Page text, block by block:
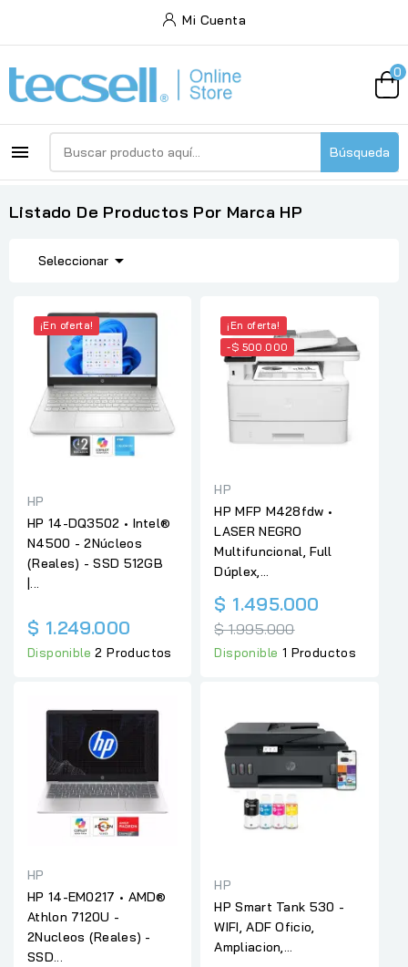
Mi Cuenta
0
 Búsqueda
Listado De Productos Por Marca HP
Seleccionar 
¡En oferta!
HP
HP 14-DQ3502 • Intel®
N4500 - 2Núcleos
(Reales) - SSD 512GB
|...
$ 1.249.000
Disponible2 Productos
¡En oferta!
-$ 500.000
HP
HP MFP M428fdw •
LASER NEGRO
Multifuncional, Full
Dúplex,...
$ 1.495.000
$ 1.995.000
Disponible 1 Productos
HP
HP 14-EM0217 • AMD®
Athlon 7120U -
2Nucleos (Reales) -
SSD...
HP
HP Smart Tank 530 -
WIFI, ADF Oficio,
Ampliacion,...